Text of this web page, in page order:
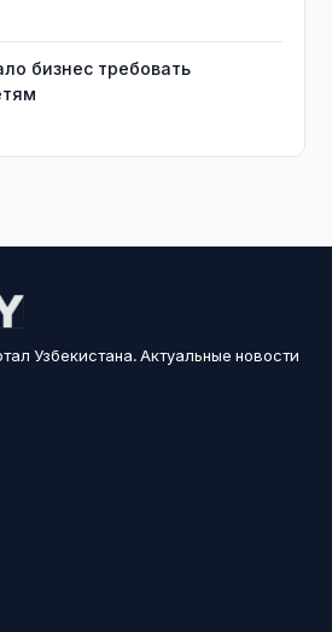
бизнес требовать
Узбекистана. Актуальные новости